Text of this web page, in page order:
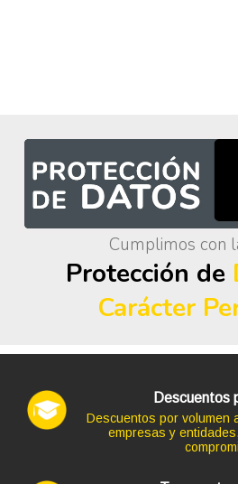
Cumplimos con
Protección de
Carácter
Descuentos
Descuentos por volumen
empresas y